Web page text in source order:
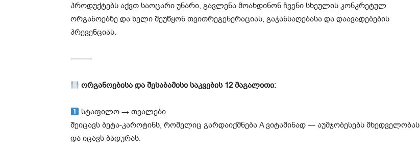
პროდუქტებს აქვთ საოცარი უნარი, გავლენა მოახდინონ ჩვენი სხეულის კონკრეტულ
ორგანოებზე და ხელი შეუწყონ თვითრეგენერაციას, გაჯანსაღებასა და დაავადებების
პრევენციას.
⸻
ორგანოებისა და შესაბამისი საკვების 12 მაგალითი:
სტაფილო → თვალები
შეიცავს ბეტა-კაროტინს, რომელიც გარდაიქმნება A ვიტამინად — აუმჯობესებს მხედველობას
და იცავს ბადურას.